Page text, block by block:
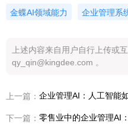
金蝶AI领域能力 企业管理系
上述内容来自用户自行上传或
qy_qin@kingdee.com 。
上一篇：
下一篇：